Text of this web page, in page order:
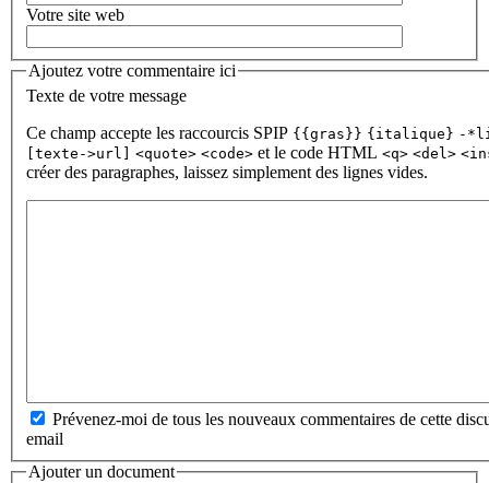
Votre site web
Ajoutez votre commentaire ici
Texte de votre message
Ce champ accepte les raccourcis SPIP {{gras}} {italique} -
[texte->url]
<quote> <code> et le code HTML <q> <del>
créer des paragraphes, laissez simplement des lignes vides.
Prévenez-moi de tous les nouveaux commentaires de cette
email
Ajouter un document